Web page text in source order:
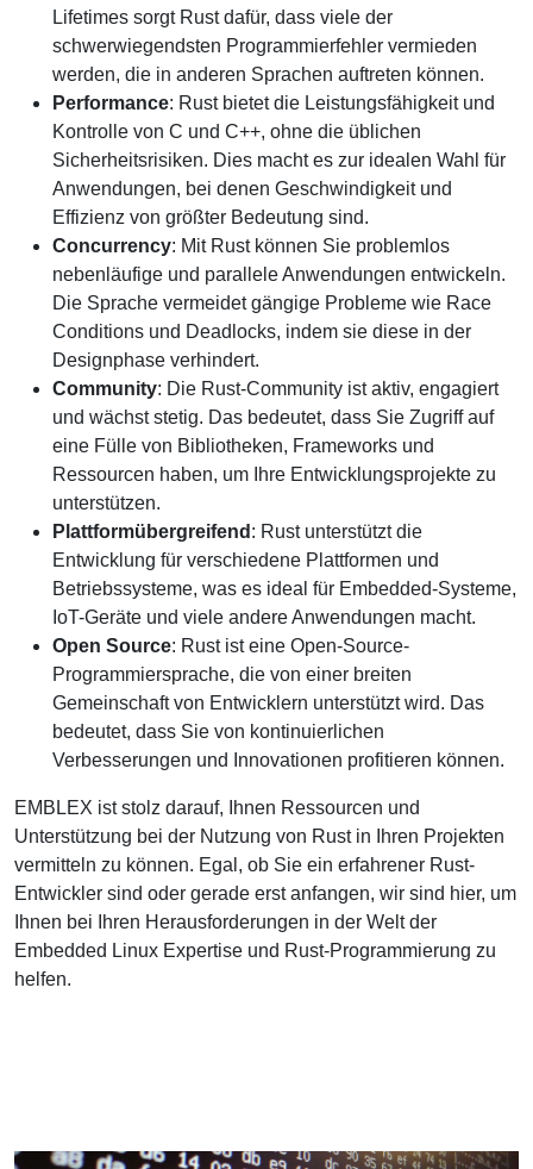
Lifetimes sorgt Rust dafür, dass viele der
schwerwiegendsten Programmierfehler vermieden
werden, die in anderen Sprachen auftreten können.
Performance: Rust bietet die Leistungsfähigkeit und
Kontrolle von C und C++, ohne die üblichen
Sicherheitsrisiken. Dies macht es zur idealen Wahl für
Anwendungen, bei denen Geschwindigkeit und
Effizienz von größter Bedeutung sind.
Concurrency: Mit Rust können Sie problemlos
nebenläufige und parallele Anwendungen entwickeln.
Die Sprache vermeidet gängige Probleme wie Race
Conditions und Deadlocks, indem sie diese in der
Designphase verhindert.
Community: Die Rust-Community ist aktiv, engagiert
und wächst stetig. Das bedeutet, dass Sie Zugriff auf
eine Fülle von Bibliotheken, Frameworks und
Ressourcen haben, um Ihre Entwicklungsprojekte zu
unterstützen.​​​​​​​
Plattformübergreifend : Rust unterstützt die
Entwicklung für verschiedene Plattformen und
Betriebssysteme, was es ideal für Embedded-Systeme,
IoT-Geräte und viele andere Anwendungen macht.​​​​​​​
Open Source: Rust ist eine Open-Source-
Programmiersprache, die von einer breiten
Gemeinschaft von Entwicklern unterstützt wird. Das
bedeutet, dass Sie von kontinuierlichen
Verbesserungen und Innovationen profitieren können.
EMBLEX ist stolz darauf, Ihnen Ressourcen und
Unterstützung bei der Nutzung von Rust in Ihren Projekten
vermitteln zu können. Egal, ob Sie ein erfahrener Rust-
Entwickler sind oder gerade erst anfangen, wir sind hier, um
Ihnen bei Ihren Herausforderungen in der Welt der
Embedded Linux Expertise und Rust-Programmierung zu
helfen.